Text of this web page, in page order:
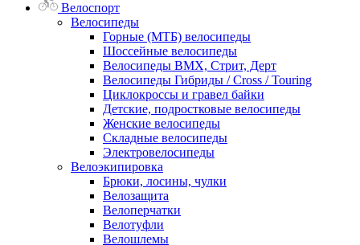
Велоспорт
Велосипеды
Горные (МТБ) велосипеды
Шоссейные велосипеды
Велосипеды BMX, Стрит, Дерт
Велосипеды Гибриды / Cross / Touring
Циклокроссы и гравел байки
Детские, подростковые велосипеды
Женские велосипеды
Складные велосипеды
Электровелосипеды
Велоэкипировка
Брюки, лосины, чулки
Велозащита
Велоперчатки
Велотуфли
Велошлемы